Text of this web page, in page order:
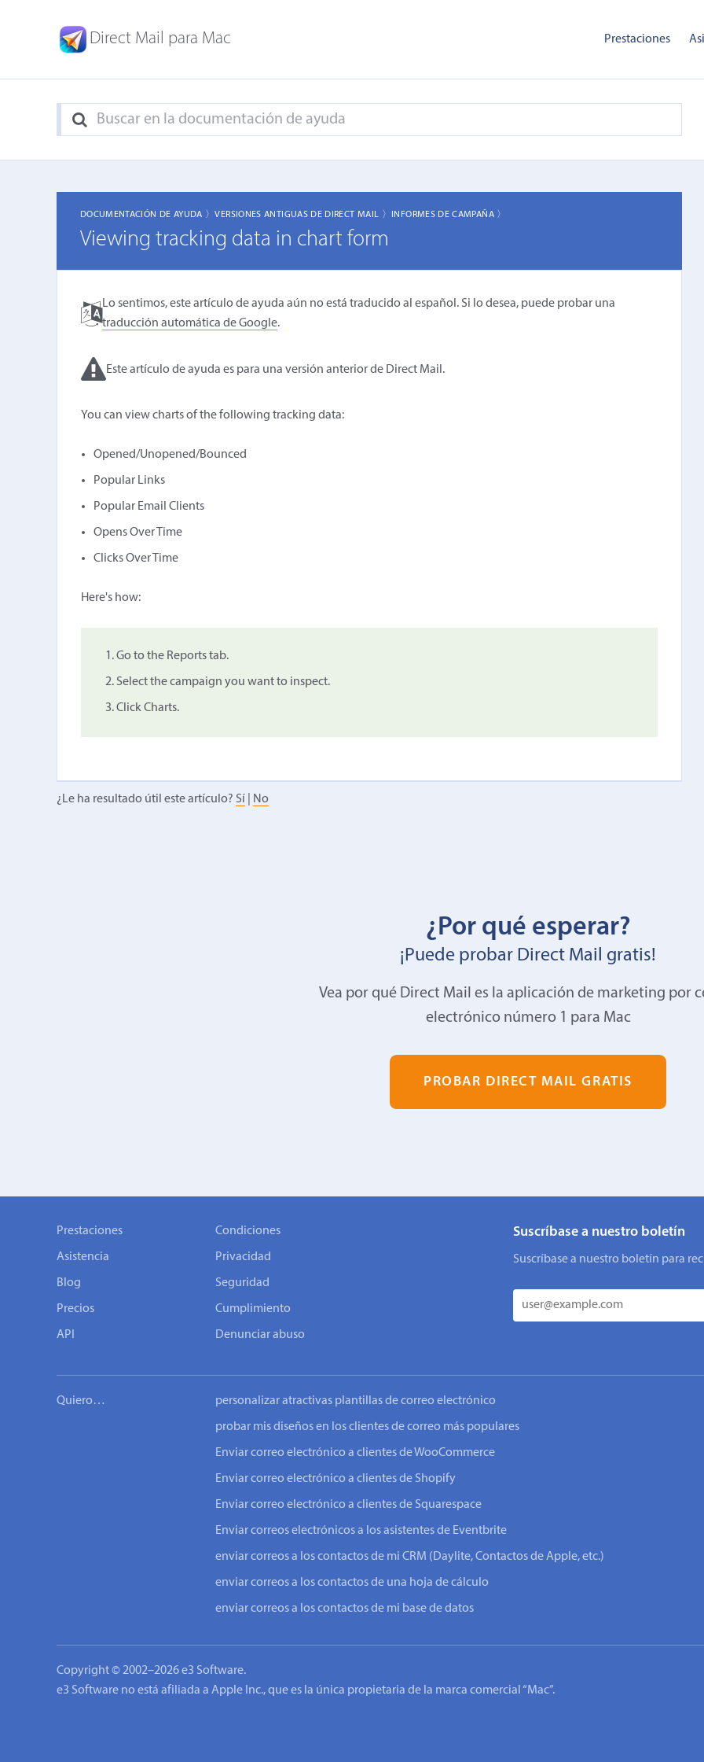
Direct Mail para Mac Prestaciones
DOCUMENTACIÓN DE AYUDA 〉VERSIONES ANTIGUAS DE DIRECT MAIL 〉 INFORMES DE CAMPAÑA 〉
Viewing tracking data in chart form
Lo sentimos, este artículo de ayuda aún no está traducido al español. Si lo desea, puede probar una
traducción automática de Google.
Este artículo de ayuda es para una versión anterior de Direct Mail.
You can view charts of the following tracking data:
Opened/Unopened/Bounced
Popular Links
Popular Email Clients
Opens Over Time
Clicks Over Time
Here's how:
Go to the Reports tab.
Select the campaign you want to inspect.
Click Charts.
¿Le ha resultado útil este artículo? Sí No
¿Por qué esperar?
¡Puede probar Direct Mail gratis!
Vea por qué Direct Mail es la aplicación de marketing por
electrónico número 1 para Mac
PROBAR DIRECT MAIL GRATIS
Prestaciones
Asistencia
Blog
Precios
API
Condiciones
Privacidad
Seguridad
Cumplimiento
Denunciar abuso
Suscríbase a nuestro boletín
Suscríbase a nuestro boletín para
Quiero… personalizar atractivas plantillas de correo electrónico
probar mis diseños en los clientes de correo más populares
Enviar correo electrónico a clientes de WooCommerce
Enviar correo electrónico a clientes de Shopify
Enviar correo electrónico a clientes de Squarespace
Enviar correos electrónicos a los asistentes de Eventbrite
enviar correos a los contactos de mi CRM (Daylite, Contactos de Apple, etc.)
enviar correos a los contactos de una hoja de cálculo
enviar correos a los contactos de mi base de datos
Copyright © 2002–2026 e3 Software.
e3 Software no está afiliada a Apple Inc., que es la única propietaria de la marca comercial “Mac”.